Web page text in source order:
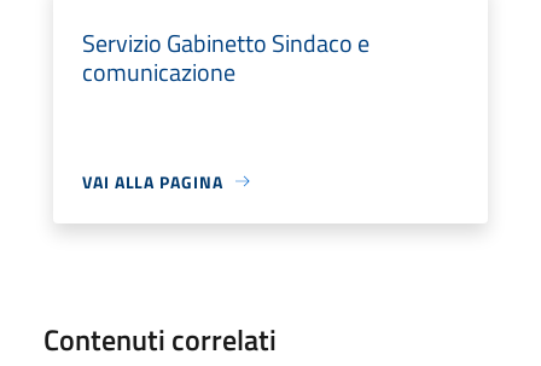
Servizio Gabinetto Sindaco e
comunicazione
VAI ALLA PAGINA
Contenuti correlati